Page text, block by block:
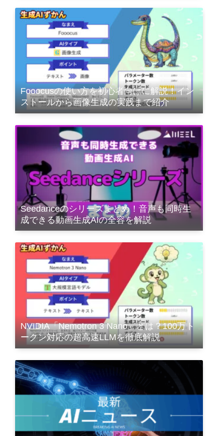
Fooocusの使い方を初心者向けに解説！イン
ストールから画像生成の実践まで紹介
Seedanceのシリーズまとめ！音声も同時生
成できる動画生成AIの全容を解説
NVIDIA「Nemotron 3 Nano」とは？100万ト
ークン対応の超高速LLMを徹底解説